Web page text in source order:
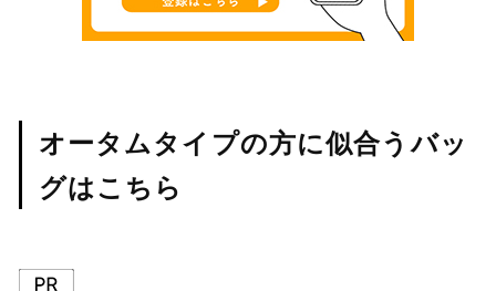
オータムタイプの方に似合うバッ
グはこちら